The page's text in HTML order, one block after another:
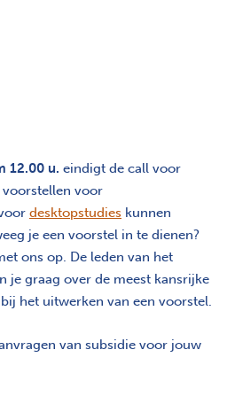
12.00 u. eindigt de call voor
voor
desktopstudies kunnen
je een voorstel in te dienen?
ons op. De leden van het
je graag over de meest kansrijke
het uitwerken van een voorstel.
van subsidie voor jouw